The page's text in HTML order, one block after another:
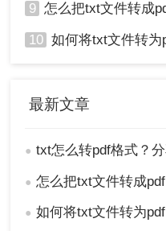
9 怎么把txt文件转成
10 如何将txt文件转为
最新文章
● txt怎么转pdf格式？
● 怎么把txt文件转成
● 如何将txt文件转为